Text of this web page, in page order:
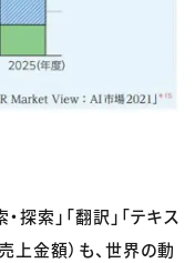
探索」「翻訳」「テキス
上金額）も、世界の動